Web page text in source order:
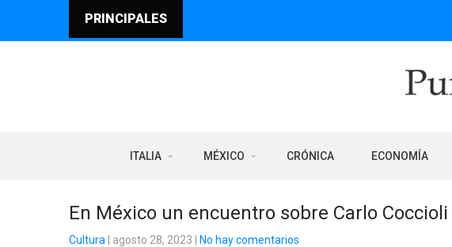
PRINCIPALES
ITALIA MÉXICO CRÓNICA ECONOMÍA
En México un encuentro sobre Carlo
Cultura | agosto 28, 2023 No hay comentarios